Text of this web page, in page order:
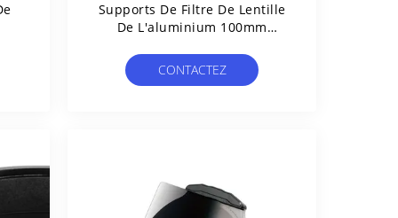
Supports De Filtre De Lentille
De L'aluminium 100mm
CONTACTEZ